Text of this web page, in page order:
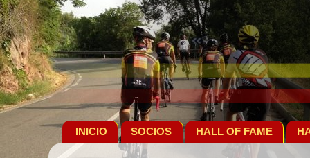
INICIO SOCIOS HALL OF FAME